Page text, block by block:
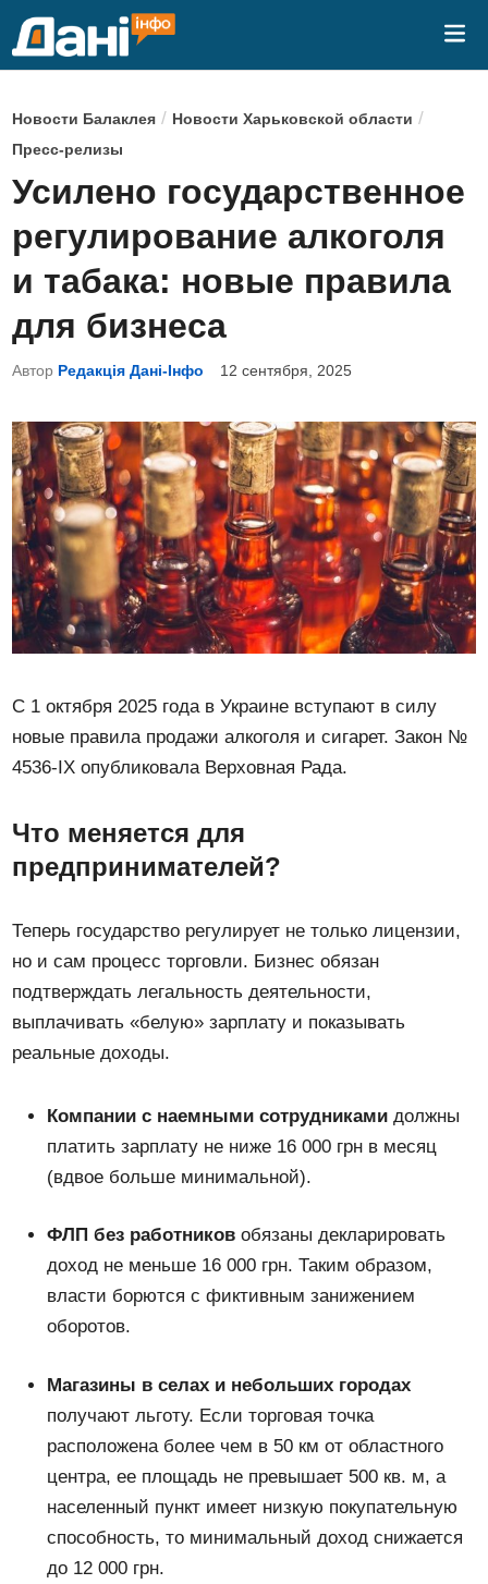
О
п
у
б
л
и
к
о
в
н
о
в
Новости Балаклея / Новости Харьковской области /
Пресс-релизы
Усилено государственное
регулирование алкоголя
и табака: новые правила
для бизнеса
Автор Редакція Дані-Інфо 12 сентября, 2025
С 1 октября 2025 года в Украине вступают в силу
новые правила продажи алкоголя и сигарет. Закон №
4536-IX опубликовала Верховная Рада.
Что меняется для
предпринимателей?
Теперь государство регулирует не только лицензии,
но и сам процесс торговли. Бизнес обязан
подтверждать легальность деятельности,
выплачивать «белую» зарплату и показывать
реальные доходы.
Компании с наемными сотрудниками должны
платить зарплату не ниже 16 000 грн в месяц
(вдвое больше минимальной).
ФЛП без работников обязаны декларировать
доход не меньше 16 000 грн. Таким образом,
власти борются с фиктивным занижением
оборотов.
Магазины в селах и небольших городах
получают льготу. Если торговая точка
расположена более чем в 50 км от областного
центра, ее площадь не превышает 500 кв. м, а
населенный пункт имеет низкую покупательную
способность, то минимальный доход снижается
до 12 000 грн.